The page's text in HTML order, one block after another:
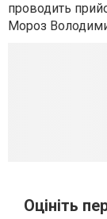
проводить
Мороз
Оцініть